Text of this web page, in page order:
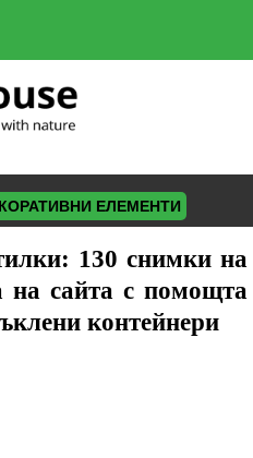
ЕЛЕМЕНТИ
130 снимки на
на сайта с помощта
контейнери